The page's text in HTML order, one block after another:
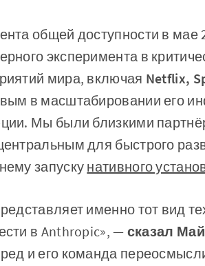
общей доступности в мае
эксперимента в
мира, включая Netflix,
в масштабировании его
Мы были близкими
для быстрого
запуску нативного
именно тот вид
в Anthropic», — сказал
и его команда